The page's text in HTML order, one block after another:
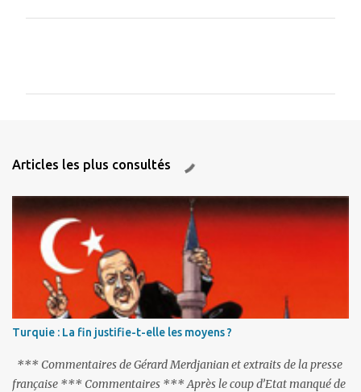
n
i
Articles les plus consultés
Turquie : La fin justifie-t-elle les moyens ?
*** Commentaires de Gérard Merdjanian et extraits de la presse
française *** Commentaires *** Après le coup d’Etat manqué de